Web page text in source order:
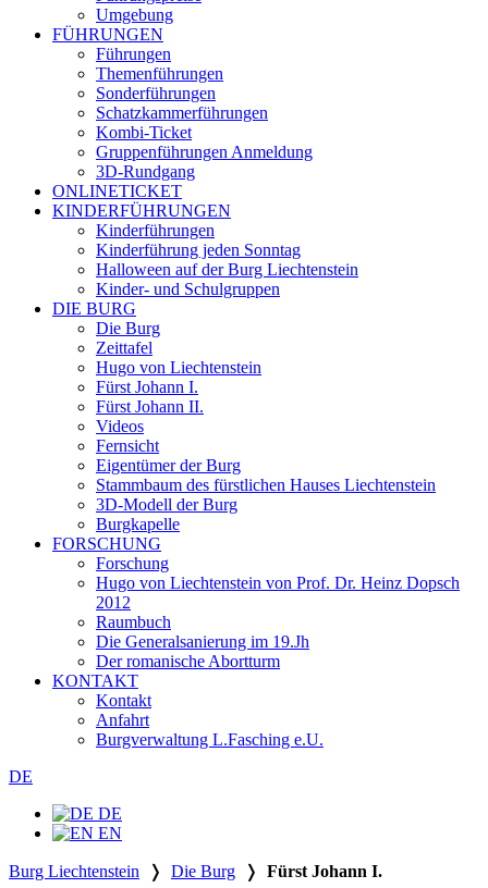
Umgebung
FÜHRUNGEN
Führungen
Themenführungen
Sonderführungen
Schatzkammerführungen
Kombi-Ticket
Gruppenführungen Anmeldung
3D-Rundgang
ONLINETICKET
KINDERFÜHRUNGEN
Kinderführungen
Kinderführung jeden Sonntag
Halloween auf der Burg Liechtenstein
Kinder- und Schulgruppen
DIE BURG
Die Burg
Zeittafel
Hugo von Liechtenstein
Fürst Johann I.
Fürst Johann II.
Videos
Fernsicht
Eigentümer der Burg
Stammbaum des fürstlichen Hauses Liechtenstein
3D-Modell der Burg
Burgkapelle
FORSCHUNG
Forschung
Hugo von Liechtenstein von Prof. Dr. Heinz Dopsch
2012
Raumbuch
Die Generalsanierung im 19.Jh
Der romanische Abortturm
KONTAKT
Kontakt
Anfahrt
Burgverwaltung L.Fasching e.U.
DE
DE
EN
Burg Liechtenstein ❭ Die Burg ❭ Fürst Johann I.